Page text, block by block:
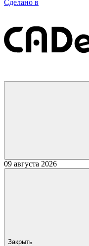
Сделано в
09 августа 2026
Закрыть